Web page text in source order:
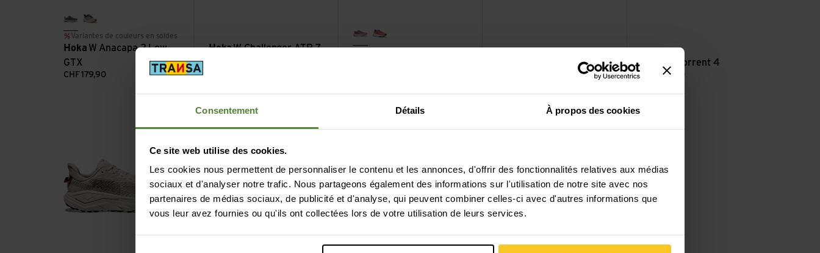
Consentement Détails À propos des cookies
Ce site web utilise des cookies.
Les cookies nous permettent de personnaliser le contenu et les annonces, d'offrir des fonctionnalités relatives aux médias
sociaux et d'analyser notre trafic. Nous partageons également des informations sur l'utilisation de notre site avec nos
partenaires de médias sociaux, de publicité et d'analyse, qui peuvent combiner celles-ci avec d'autres informations que
vous leur avez fournies ou qu'ils ont collectées lors de votre utilisation de leurs services.
tranquil blue/lilac cream
druzy/dawn light
Variantes de couleurs en soldes
Hoka W Anacapa 2 Low
GTX
CHF 179,90
HokaW Challenger ATR 7
fragrant lilac/lilac cream
blush/rose cream
W Infini Hike TC W Torrent 4
159,90